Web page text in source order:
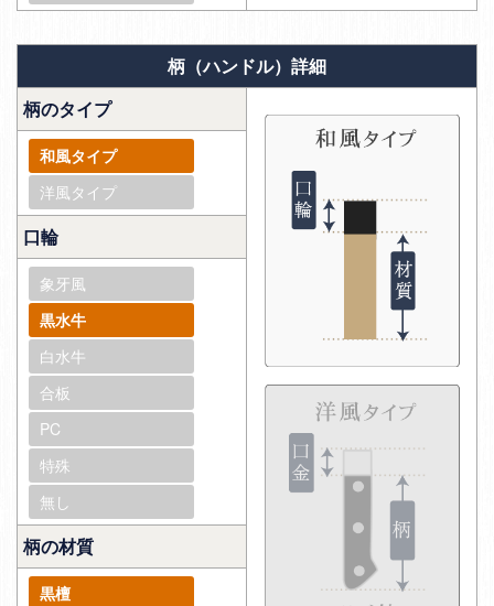
柄（ハンドル）詳細
柄のタイプ
和風タイプ
洋風タイプ
口輪
象牙風
黒水牛
白水牛
合板
PC
特殊
無し
柄の材質
黒檀